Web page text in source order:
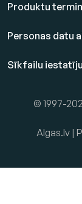
Produktu
Personas datu
Sīkfailu
© 1997-
Algas.lv |